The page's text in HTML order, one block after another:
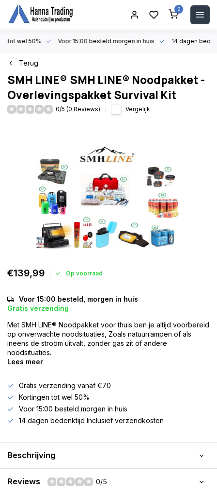
0
tot wel 50% Voor 15:00 besteld morgen in huis 14 dagen
Terug
SMH LINE® SMH LINE® Noodpakket -
Overlevingspakket Survival Kit
0/5 (0 Reviews) Vergelijk
€139,99 Op voorraad
Voor 15:00 besteld, morgen in huis
Gratis verzending
Met SMH LINE® Noodpakket voor thuis ben je altijd voorbereid
op onverwachte noodsituaties, Zoals natuurrampen of als
ineens de stroom uitvalt, zonder gas zit of andere
noodsituaties.
Lees meer
Gratis verzending vanaf €70
Kortingen tot wel 50%
Voor 15:00 besteld morgen in huis
14 dagen bedenktijd Inclusief verzendkosten
Beschrijving
Reviews 0/5